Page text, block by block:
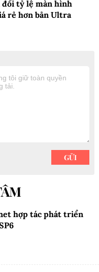
đổi tỷ lệ màn hình
rẻ hơn bản Ultra
hợp tác phát triển